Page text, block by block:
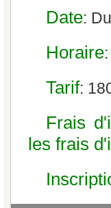
Date:
Horaire
Tarif:
Frais
les frais